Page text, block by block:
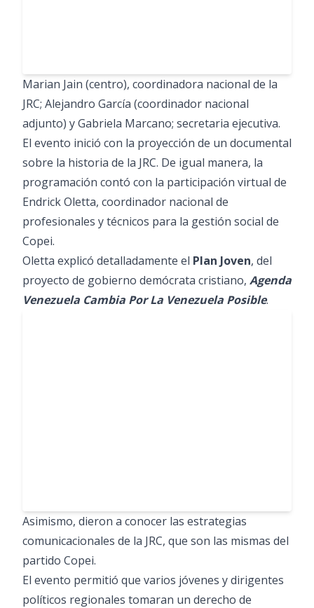
Marian Jain (centro), coordinadora nacional de la
JRC; Alejandro García (coordinador nacional
adjunto) y Gabriela Marcano; secretaria ejecutiva.
El evento inició con la proyección de un documental
sobre la historia de la JRC. De igual manera, la
programación contó con la participación virtual de
Endrick Oletta, coordinador nacional de
profesionales y técnicos para la gestión social de
Copei.
Oletta explicó detalladamente el Plan Joven, del
proyecto de gobierno demócrata cristiano, Agenda
Venezuela Cambia Por La Venezuela Posible.
Asimismo, dieron a conocer las estrategias
comunicacionales de la JRC, que son las mismas del
partido Copei.
El evento permitió que varios jóvenes y dirigentes
políticos regionales tomaran un derecho de